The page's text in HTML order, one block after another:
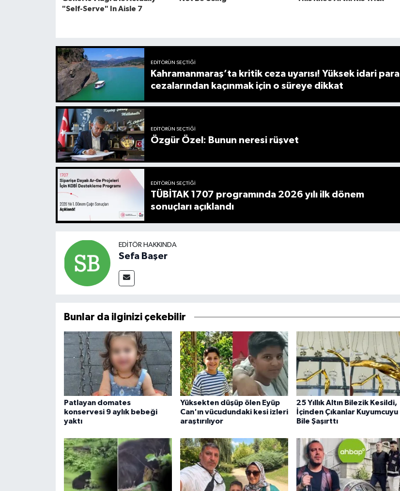
EDITÖRÜN SEÇTIĞI
Kahramanmaraş’ta kritik ceza uyarısı! Yüksek idari para
cezalarından kaçınmak için o süreye dikkat
EDITÖRÜN SEÇTIĞI
Özgür Özel: Bunun neresi rüşvet
EDITÖRÜN SEÇTIĞI
TÜBİTAK 1707 programında 2026 yılı ilk dönem
sonuçları açıklandı
EDITÖR HAKKINDA
Sefa Başer
Bunlar da ilginizi çekebilir
Patlayan domates
konservesi 9 aylık bebeği
yaktı
Yüksekten düşüp ölen Eyüp
Can'ın vücudundaki kesi izleri
araştırılıyor
25 Yıllık Altın Bilezik Kesildi,
İçinden Çıkanlar Kuyumcuyu
Bile Şaşırttı